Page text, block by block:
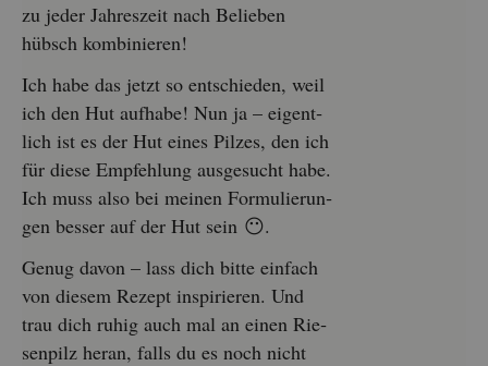
zu jeder Jah­res­zeit nach Be­lie­ben
hübsch kom­bi­nie­ren!
Ich habe das jetzt so ent­schie­den, weil
ich den Hut auf­ha­be! Nun ja – ei­gent­
lich ist es der Hut eines Pil­zes, den ich
für diese Emp­feh­lung aus­ge­sucht habe.
Ich muss also bei mei­nen For­mu­lie­run­
gen bes­ser auf der Hut sein 😶.
Genug davon – lass dich bitte ein­fach
von die­sem Re­zept in­spi­rie­ren. Und
trau dich ruhig auch mal an einen Rie­
sen­pilz heran, falls du es noch nicht